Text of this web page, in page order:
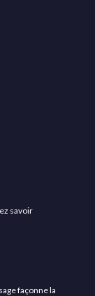
savoir
façonne la